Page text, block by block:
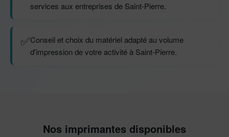
services aux entreprises de Saint-Pierre.
✅Conseil et choix du matériel adapté au volume
d'impression de votre activité à Saint-Pierre.
Nos imprimantes disponibles